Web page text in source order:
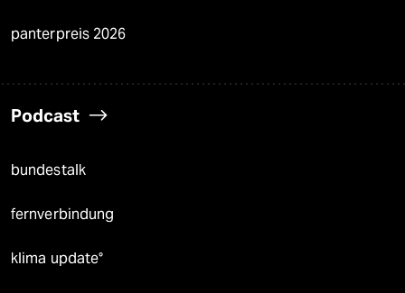
panterpreis 2026
Podcast
bundestalk
fernverbindung
klima update°